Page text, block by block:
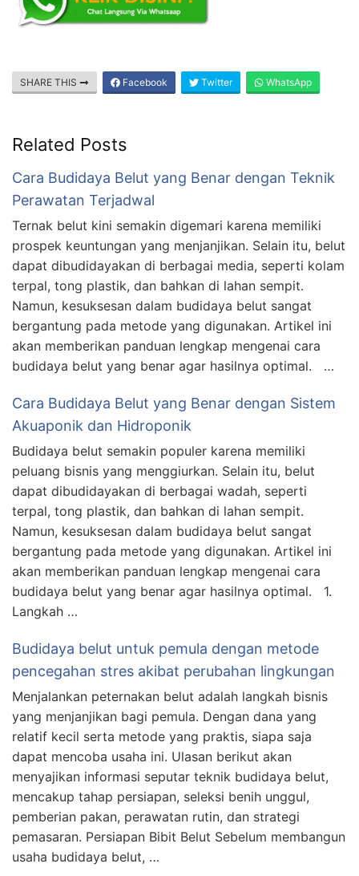
SHARE THIS Facebook Twitter WhatsApp
Related Posts
Cara Budidaya Belut yang Benar dengan Teknik
Perawatan Terjadwal
Ternak belut kini semakin digemari karena memiliki
prospek keuntungan yang menjanjikan. Selain itu, belut
dapat dibudidayakan di berbagai media, seperti kolam
terpal, tong plastik, dan bahkan di lahan sempit.
Namun, kesuksesan dalam budidaya belut sangat
bergantung pada metode yang digunakan. Artikel ini
akan memberikan panduan lengkap mengenai cara
budidaya belut yang benar agar hasilnya optimal. …
Cara Budidaya Belut yang Benar dengan Sistem
Akuaponik dan Hidroponik
Budidaya belut semakin populer karena memiliki
peluang bisnis yang menggiurkan. Selain itu, belut
dapat dibudidayakan di berbagai wadah, seperti
terpal, tong plastik, dan bahkan di lahan sempit.
Namun, kesuksesan dalam budidaya belut sangat
bergantung pada metode yang digunakan. Artikel ini
akan memberikan panduan lengkap mengenai cara
budidaya belut yang benar agar hasilnya optimal. 1.
Langkah …
Budidaya belut untuk pemula dengan metode
pencegahan stres akibat perubahan lingkungan
Menjalankan peternakan belut adalah langkah bisnis
yang menjanjikan bagi pemula. Dengan dana yang
relatif kecil serta metode yang praktis, siapa saja
dapat mencoba usaha ini. Ulasan berikut akan
menyajikan informasi seputar teknik budidaya belut,
mencakup tahap persiapan, seleksi benih unggul,
pemberian pakan, perawatan rutin, dan strategi
pemasaran. Persiapan Bibit Belut Sebelum membangun
usaha budidaya belut, …